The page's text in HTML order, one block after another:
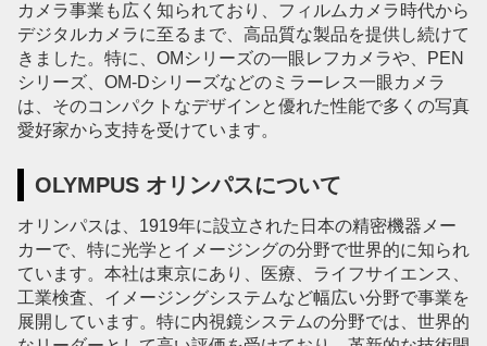
カメラ事業も広く知られており、フィルムカメラ時代から
デジタルカメラに至るまで、高品質な製品を提供し続けて
きました。特に、OMシリーズの一眼レフカメラや、PEN
シリーズ、OM-Dシリーズなどのミラーレス一眼カメラ
は、そのコンパクトなデザインと優れた性能で多くの写真
愛好家から支持を受けています。
OLYMPUS オリンパスについて
オリンパスは、1919年に設立された日本の精密機器メー
カーで、特に光学とイメージングの分野で世界的に知られ
ています。本社は東京にあり、医療、ライフサイエンス、
工業検査、イメージングシステムなど幅広い分野で事業を
展開しています。特に内視鏡システムの分野では、世界的